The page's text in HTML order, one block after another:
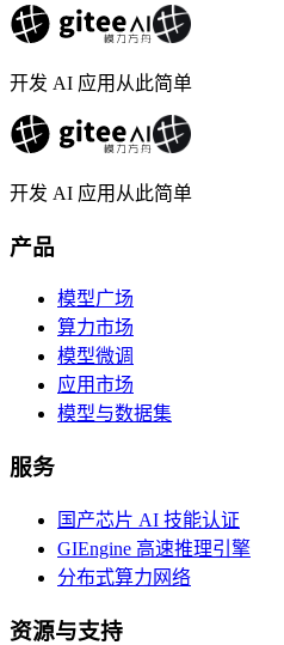
开发 AI 应用从此简单
开发 AI 应用从此简单
产品
模型广场
算力市场
模型微调
应用市场
模型与数据集
服务
国产芯片 AI 技能认证
GIEngine 高速推理引擎
分布式算力网络
资源与支持